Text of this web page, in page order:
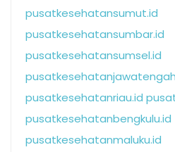
pusatkesehatansumut.id
pusatkesehatansumbar.id
pusatkesehatansumsel.id
pusatkesehatanriau.id
pusatkesehatanbengkulu.id
pusatkesehatanmaluku.id